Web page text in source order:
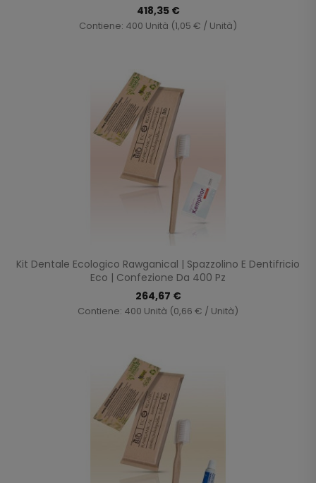
418,35 €
Contiene: 400 Unità (1,05 € / Unità)
Kit Dentale Ecologico Rawganical | Spazzolino E Dentifricio
Eco | Confezione Da 400 Pz
264,67 €
Contiene: 400 Unità (0,66 € / Unità)